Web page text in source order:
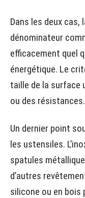
Dans les deux
dénominateur
efficacement quel
énergétique. Le
taille de la surface
ou des résistances.
Un dernier point
les ustensiles.
spatules
d’autres
silicone ou en bois